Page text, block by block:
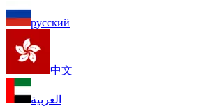
русский
中文
العربية